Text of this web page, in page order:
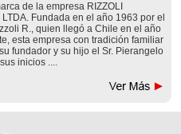
de la empresa RIZZOLI
LTDA. Fundada en el año 1963 por el
R., quien llegó a Chile en el año
esta empresa con tradición familiar
fundador y su hijo el Sr. Pierangelo
inicios ....